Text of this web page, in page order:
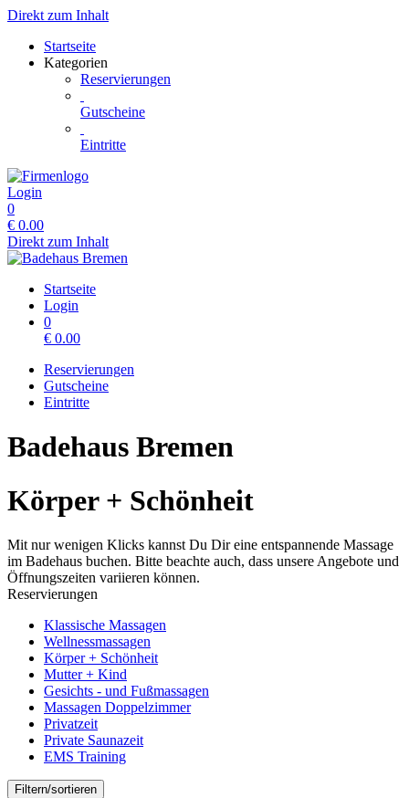
Direkt zum Inhalt
Startseite
Kategorien
Reservierungen
Gutscheine
Eintritte
Login
0
€ 0.00
Direkt zum Inhalt
Startseite
Login
0
€ 0.00
Reservierungen
Gutscheine
Eintritte
Badehaus Bremen
Körper + Schönheit
Mit nur wenigen Klicks kannst Du Dir eine entspannende Massage
im Badehaus buchen. Bitte beachte auch, dass unsere Angebote und
Öffnungszeiten variieren können.
Reservierungen
Klassische Massagen
Wellnessmassagen
Körper + Schönheit
Mutter + Kind
Gesichts - und Fußmassagen
Massagen Doppelzimmer
Privatzeit
Private Saunazeit
EMS Training
Filtern/sortieren